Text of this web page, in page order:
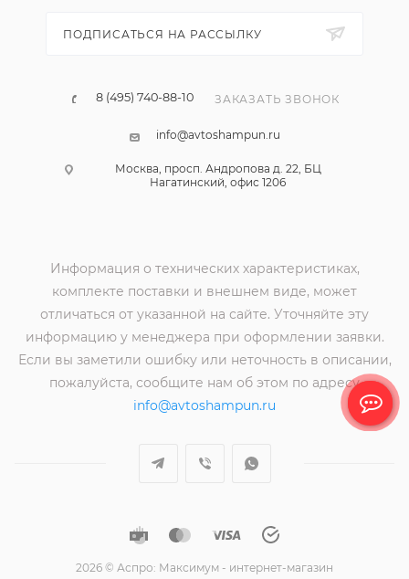
ПОДПИСАТЬСЯ НА РАССЫЛКУ
8 (495) 740-88-10 ЗАКАЗАТЬ ЗВОНОК
info@avtoshampun.ru
Москва, просп. Андропова д. 22, БЦ
Нагатинский, офис 1206
Информация о технических характеристиках,
комплекте поставки и внешнем виде, может
отличаться от указанной на сайте. Уточняйте эту
информацию у менеджера при оформлении заявки.
Если вы заметили ошибку или неточность в описании,
пожалуйста, сообщите нам об этом по адресу
info@avtoshampun.ru
2026 © Аспро: Максимум - интернет-магазин